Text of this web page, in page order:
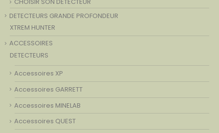
DETECTEURS GRANDE PROFONDEUR
XTREM HUNTER
ACCESSOIRES
DETECTEURS
Accessoires XP
Accessoires GARRETT
Accessoires MINELAB
Accessoires QUEST